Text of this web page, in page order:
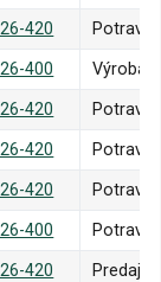
420
400
Výroba
420
420
420
400
420